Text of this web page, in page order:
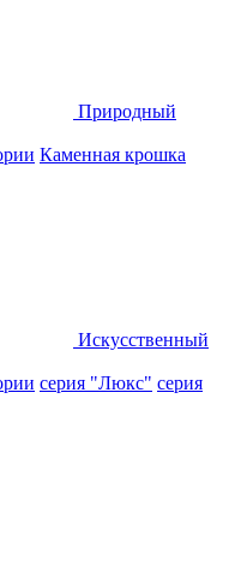
Природный
Каменная крошка
Искусственный
серия "Люкс" серия